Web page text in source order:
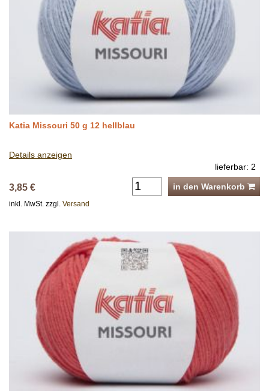
Katia Missouri 50 g 12 hellblau
Details anzeigen
lieferbar: 2
3,85 € in den Warenkorb
inkl. MwSt. zzgl. Versand